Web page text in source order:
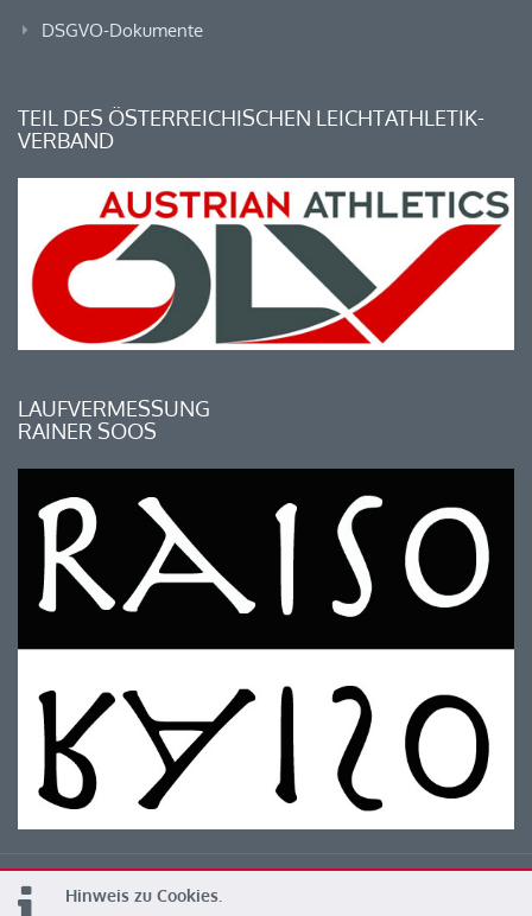
Hinweis zu Cookies.
DSGVO-Dokumente
TEIL DES ÖSTERREICHISCHEN LEICHTATHLETIK-
VERBAND
LAUFVERMESSUNG
RAINER SOOS
© 2026 Kärntner Leichtathletik Verband